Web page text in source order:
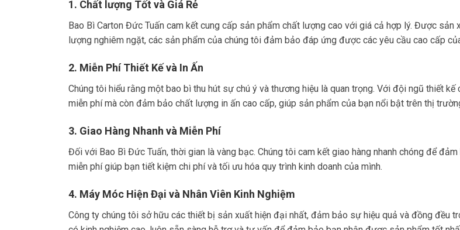
1. Chất lượng Tốt và Giá Rẻ
Bao Bì Carton Đức Tuấn cam kết cung cấp sản phẩm chất lượng cao với giá cả hợp lý. Được
lượng nghiêm ngặt, các sản phẩm của chúng tôi đảm bảo đáp ứng được các yêu cầu cao cấp
2. Miễn Phí Thiết Kế và In Ấn
Chúng tôi hiểu rằng một bao bì thu hút sự chú ý và thương hiệu là quan trọng. Với đội ngũ thiết
miễn phí mà còn đảm bảo chất lượng in ấn cao cấp, giúp sản phẩm của bạn nổi bật trên thị
3. Giao Hàng Nhanh và Miễn Phí
Đối với Bao Bì Đức Tuấn, thời gian là vàng bạc. Chúng tôi cam kết giao hàng nhanh chóng để
miễn phí giúp bạn tiết kiệm chi phí và tối ưu hóa quy trình kinh doanh của mình.
4. Máy Móc Hiện Đại và Nhân Viên Kinh Nghiệm
Công ty chúng tôi sở hữu các thiết bị sản xuất hiện đại nhất, đảm bảo sự hiệu quả và đồng đều